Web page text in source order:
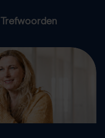
Trefwoorden